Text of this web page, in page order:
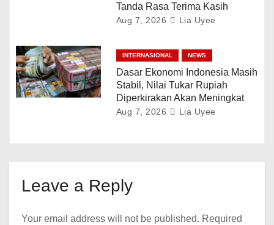
Tanda Rasa Terima Kasih
Aug 7, 2026 Lia Uyee
INTERNASIONAL NEWS
Dasar Ekonomi Indonesia Masih
Stabil, Nilai Tukar Rupiah
Diperkirakan Akan Meningkat
Aug 7, 2026 Lia Uyee
Leave a Reply
Your email address will not be published. Required